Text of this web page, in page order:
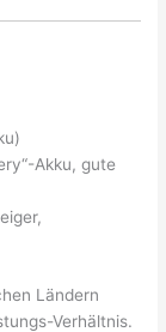
Akku, gute
Ländern
Verhältnis.